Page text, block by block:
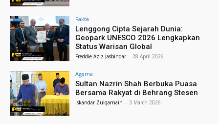
Fakta
Lenggong Cipta Sejarah Dunia:
Geopark UNESCO 2026 Lengkapkan
Status Warisan Global
Freddie Aziz Jasbindar - 28 April 2026
Agama
Sultan Nazrin Shah Berbuka Puasa
Bersama Rakyat di Behrang Stesen
Iskandar Zulqarnain - 3 March 2026